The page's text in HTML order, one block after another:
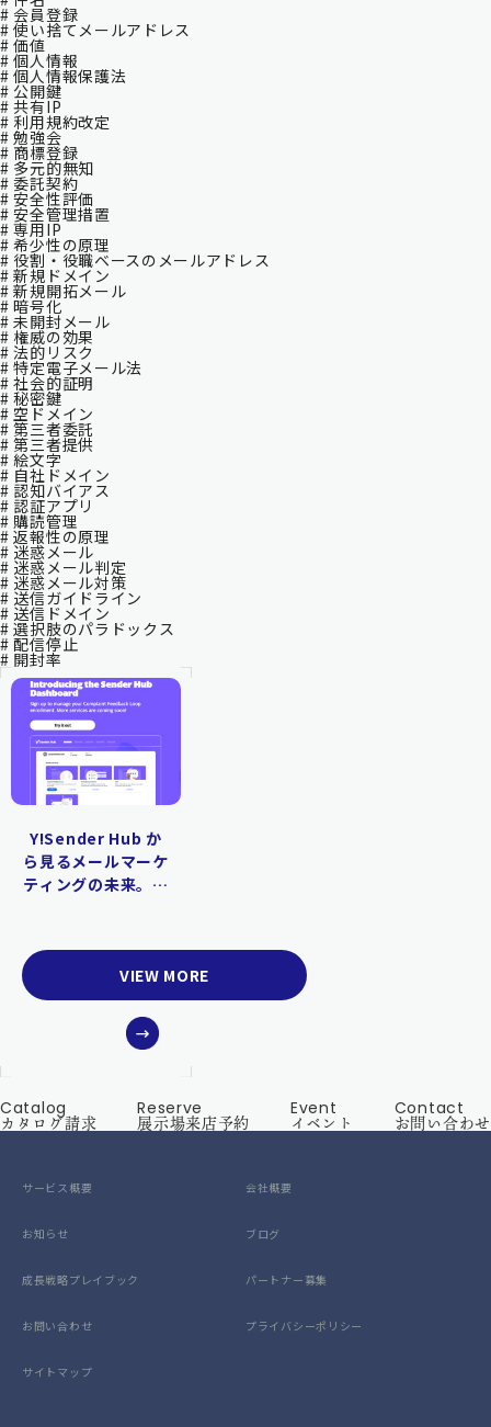
# 会員登録
# 使い捨てメールアドレス
# 価値
# 個人情報
# 個人情報保護法
# 公開鍵
# 共有IP
# 利用規約改定
# 勉強会
# 商標登録
# 多元的無知
# 委託契約
# 安全性評価
# 安全管理措置
# 専用IP
# 希少性の原理
# 役割・役職ベースのメールアドレス
# 新規ドメイン
# 新規開拓メール
# 暗号化
# 未開封メール
# 権威の効果
# 法的リスク
# 特定電子メール法
# 社会的証明
# 秘密鍵
# 空ドメイン
# 第三者委託
# 第三者提供
# 絵文字
# 自社ドメイン
# 認知バイアス
# 認証アプリ
# 購読管理
# 返報性の原理
# 迷惑メール
# 迷惑メール判定
# 迷惑メール対策
# 送信ガイドライン
# 送信ドメイン
# 選択肢のパラドックス
# 配信停止
# 開封率
Y!Sender Hub か
ら見るメールマーケ
ティングの未来。機
VIEW MORE
Catalog
カタログ請求
Reserve
展示場来店予約
Event
イベント
Contact
お問い合わせ
サービス概要 会社概要
お知らせ ブログ
成長戦略プレイブック パートナー募集
お問い合わせ プライバシーポリシー
サイトマップ